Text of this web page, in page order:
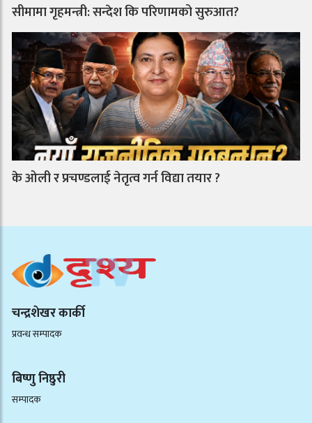
सीमामा गृहमन्त्री: सन्देश कि परिणामको सुरुआत?
के ओली र प्रचण्डलाई नेतृत्व गर्न विद्या तयार ?
चन्द्रशेखर कार्की
प्रवन्ध सम्पादक
बिष्णु निष्ठुरी
सम्पादक